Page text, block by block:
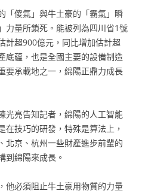
「傻氣」與牛土豪的「霸氣」瞬
力量所鎖死。能被列為四川省1號
計超900億元，同比增加估計超
底蘊，也是全國主要的設備制造
要承載地之一，綿陽正鼎力成長
光亮告知記者，綿陽的人工智能
在技巧的研發，特殊是算法上，
北京、杭州一些財產進步前輩的
到綿陽來成長。
他必須阻止牛土豪用物質的力量